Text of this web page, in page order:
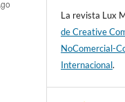
La revista Lux
de Creative
NoComercial-
Internacional.